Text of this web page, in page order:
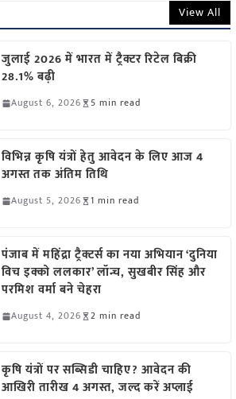
View All
जुलाई 2026 में भारत में ट्रैक्टर रिटेल बिक्री
28.1% बढ़ी
August 6, 2026 5 min read
विभिन्न कृषि यंत्रों हेतु आवेदन के लिए आज 4
अगस्त तक अंतिम तिथि
August 5, 2026 1 min read
पंजाब में महिंद्रा ट्रैक्टर्स का नया अभियान ‘दुनिया
विच इक्को ललकार’ लॉन्च, सुखबीर सिंह और
परमिश वर्मा बने चेहरा
August 4, 2026 2 min read
कृषि यंत्रों पर सब्सिडी चाहिए? आवेदन की
आखिरी तारीख 4 अगस्त, जल्द करें अप्लाई